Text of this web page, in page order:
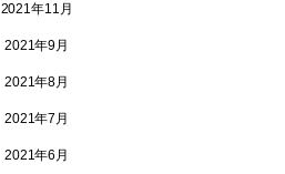
2021年11月
2021年9月
2021年8月
2021年7月
2021年6月